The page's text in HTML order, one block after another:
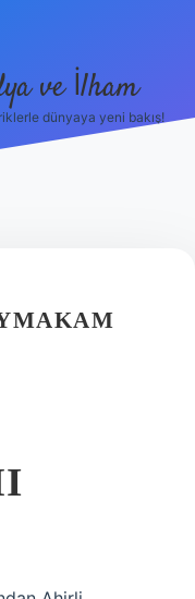
ve İlham
dünyaya yeni bakış!